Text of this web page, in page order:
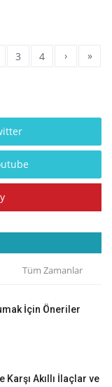
3 4 › »
Tüm Zamanlar
İçin Öneriler
Akıllı İlaçlar ve